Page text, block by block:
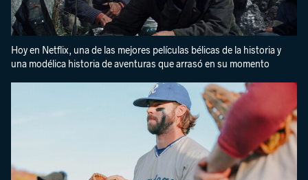
Hoy en Netflix, una de las mejores películas bélicas de la historia y
una modélica historia de aventuras que arrasó en su momento